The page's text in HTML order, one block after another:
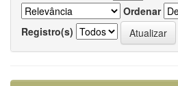
Ordenar
Registro(s)